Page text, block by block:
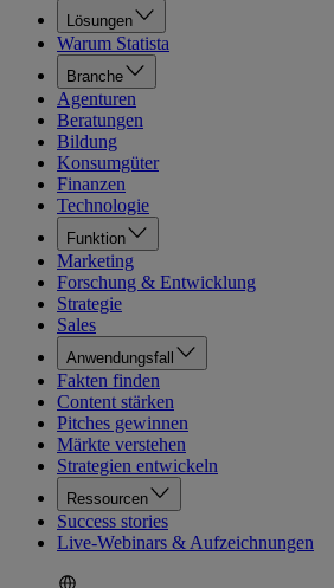
Lösungen
Warum Statista
Branche
Agenturen
Beratungen
Bildung
Konsumgüter
Finanzen
Technologie
Funktion
Marketing
Forschung & Entwicklung
Strategie
Sales
Anwendungsfall
Fakten finden
Content stärken
Pitches gewinnen
Märkte verstehen
Strategien entwickeln
Ressourcen
Success stories
Live-Webinars & Aufzeichnungen